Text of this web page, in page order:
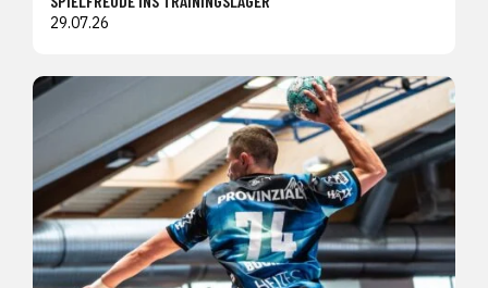
29.07.26